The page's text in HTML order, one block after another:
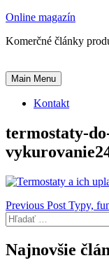
Skip
content
Online magazín
Komerčné články
Main Menu
Kontakt
termostaty-
Navigácia
v
článku
Previous Post Typy,
Hľadať:
Najnovšie